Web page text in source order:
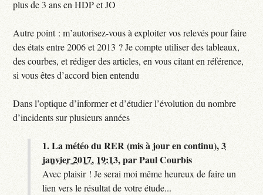
plus de 3 ans en HDP et JO
Autre point : m’autorisez-vous à exploiter vos relevés pour faire
des états entre 2006 et 2013 ? Je compte utiliser des tableaux,
des courbes, et rédiger des articles, en vous citant en référence,
si vous êtes d’accord bien entendu
Dans l’optique d’informer et d’étudier l’évolution du nombre
d’incidents sur plusieurs années
1.La météo du RER (mis à jour en continu),3
janvier 2017, 19:13,parPaul Courbis
Avec plaisir ! Je serai moi même heureux de faire un
lien vers le résultat de votre étude...